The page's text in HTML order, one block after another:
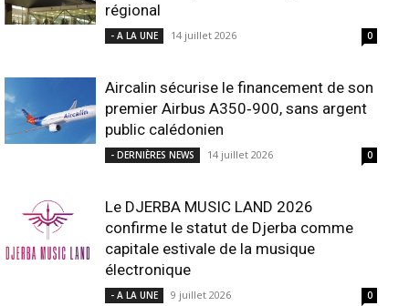
régional
- A LA UNE 14 juillet 2026 0
Aircalin sécurise le financement de son
premier Airbus A350‑900, sans argent
public calédonien
- DERNIÈRES NEWS 14 juillet 2026 0
Le DJERBA MUSIC LAND 2026
confirme le statut de Djerba comme
capitale estivale de la musique
électronique
- A LA UNE 9 juillet 2026 0